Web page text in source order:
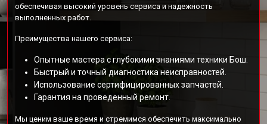
обеспечивая высокий уровень сервиса и надежность
выполненных работ.
Преимущества нашего сервиса:
Опытные мастера с глубокими знаниями техники Бош.
Быстрый и точный диагностика неисправностей.
Использование сертифицированных запчастей.
Гарантия на проведенный ремонт.
Мы ценим ваше время и стремимся обеспечить максимально